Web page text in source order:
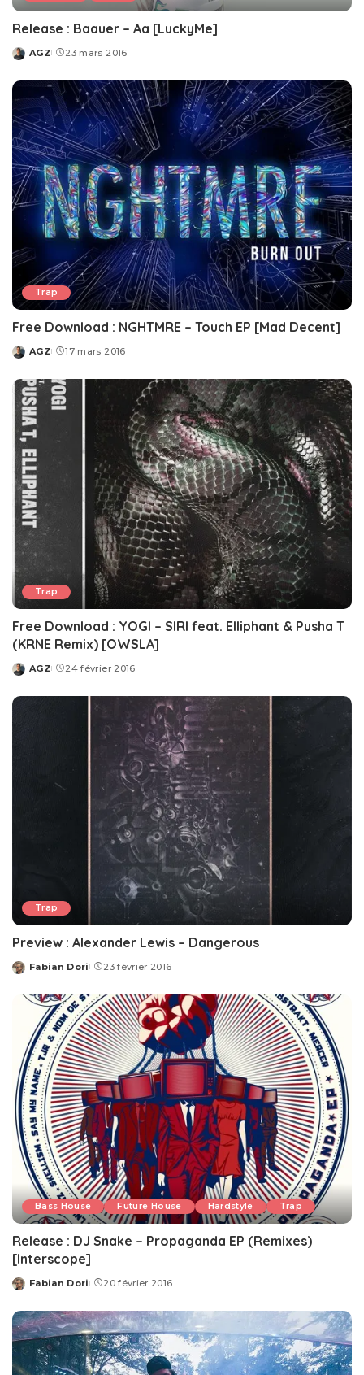
Release : Baauer – Aa [LuckyMe]
Posted
AGZ 23 mars 2016
Trap
Free Download : NGHTMRE – Touch EP [Mad Decent]
Posted
AGZ 17 mars 2016
Trap
Free Download : YOGI – SIRI feat. Elliphant & Pusha T
(KRNE Remix) [OWSLA]
Posted
AGZ 24 février 2016
Trap
Preview : Alexander Lewis – Dangerous
Posted
Fabian Dori 23 février 2016
Bass House Future House Hardstyle Trap
Release : DJ Snake – Propaganda EP (Remixes)
[Interscope]
Posted
Fabian Dori 20 février 2016